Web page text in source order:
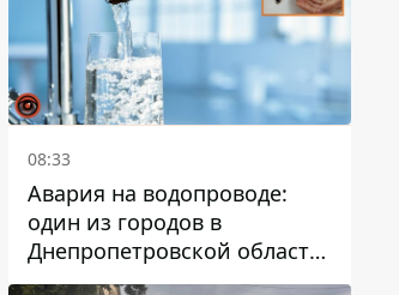
08:33
Авария на водопроводе:
один из городов в
Днепропетровской области
остался без воды